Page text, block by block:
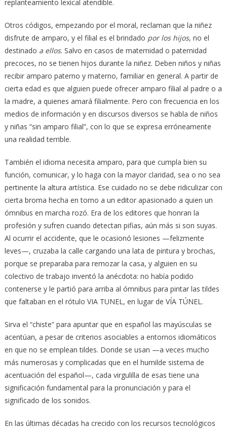
replanteamiento lexical atendible.
Otros códigos, empezando por el moral, reclaman que la niñez
disfrute de amparo, y el filial es el brindado por los hijos, no el
destinado a ellos. Salvo en casos de maternidad o paternidad
precoces, no se tienen hijos durante la niñez. Deben niños y niñas
recibir amparo paterno y materno, familiar en general. A partir de
cierta edad es que alguien puede ofrecer amparo filial al padre o a
la madre, a quienes amará filialmente. Pero con frecuencia en los
medios de información y en discursos diversos se habla de niños
y niñas “sin amparo filial”, con lo que se expresa erróneamente
una realidad terrible.
También el idioma necesita amparo, para que cumpla bien su
función, comunicar, y lo haga con la mayor claridad, sea o no sea
pertinente la altura artística. Ese cuidado no se debe ridiculizar con
cierta broma hecha en torno a un editor apasionado a quien un
ómnibus en marcha rozó. Era de los editores que honran la
profesión y sufren cuando detectan pifias, aún más si son suyas.
Al ocurrir el accidente, que le ocasionó lesiones —felizmente
leves—, cruzaba la calle cargando una lata de pintura y brochas,
porque se preparaba para remozar la casa, y alguien en su
colectivo de trabajo inventó la anécdota: no había podido
contenerse y le partió para arriba al ómnibus para pintar las tildes
que faltaban en el rótulo VIA TUNEL, en lugar de VÍA TÚNEL.
Sirva el “chiste” para apuntar que en español las mayúsculas se
acentúan, a pesar de criterios asociables a entornos idiomáticos
en que no se emplean tildes. Donde se usan —a veces mucho
más numerosas y complicadas que en el humilde sistema de
acentuación del español—, cada virgulilla de esas tiene una
significación fundamental para la pronunciación y para el
significado de los sonidos.
En las últimas décadas ha crecido con los recursos tecnológicos